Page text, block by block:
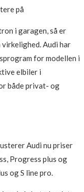
i garagen, så er
Audi har
for modellen i
elbiler i
både privat- og
Audi nu priser
Progress plus og
og S line pro.